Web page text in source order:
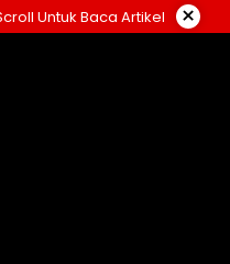
Untuk Baca Artikel ×